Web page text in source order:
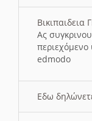
Βικιπαιδεια
Ας
edmodo
Εδω